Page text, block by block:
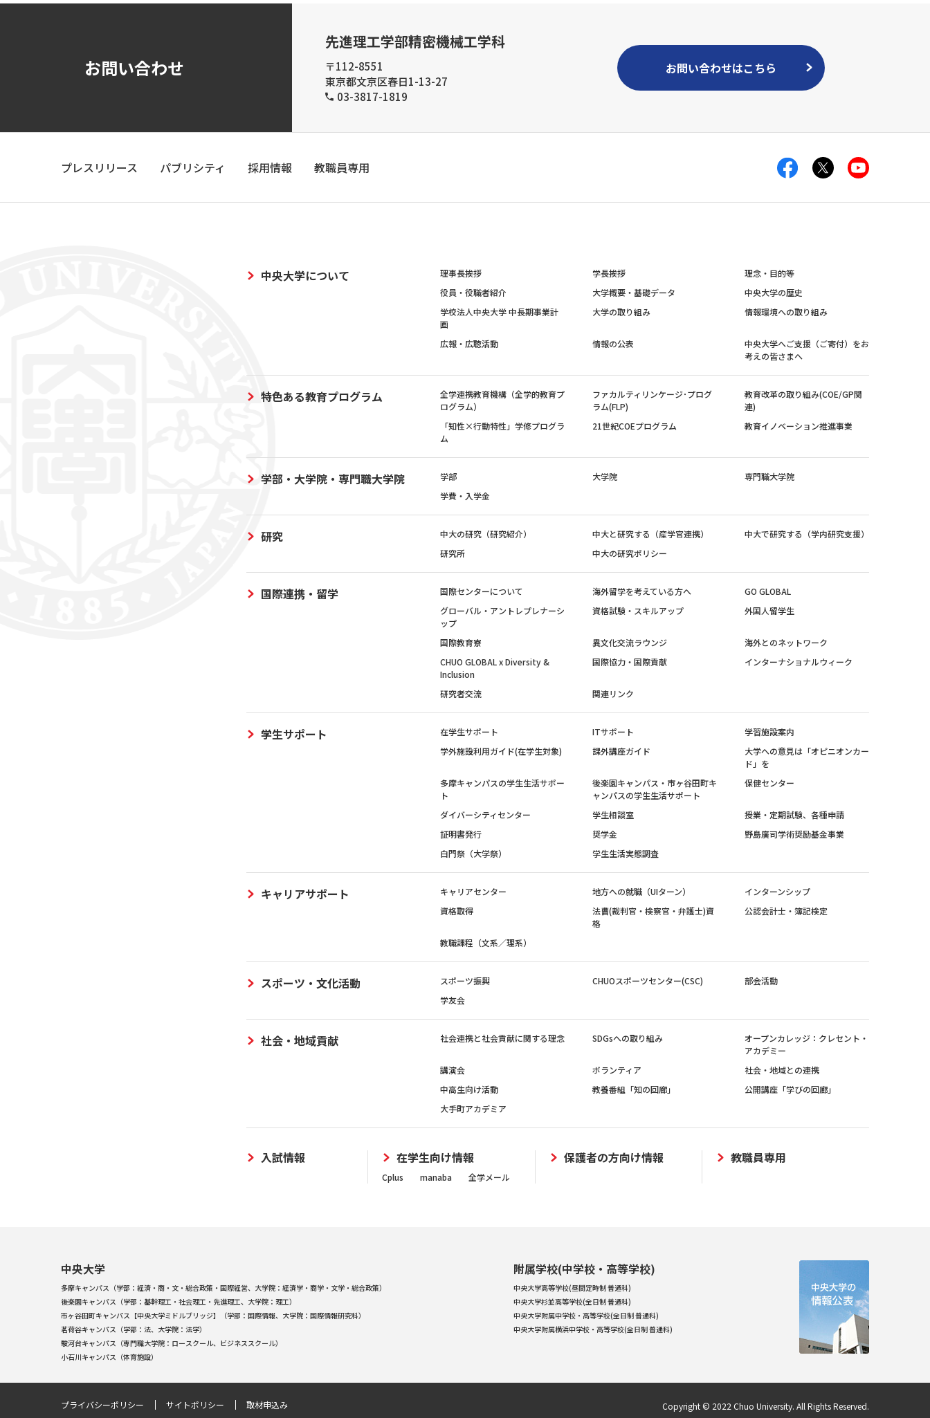
お問い合わせ
先進理工学部精密機械工学科
〒112-8551
東京都文京区春日1-13-27
03-3817-1819
お問い合わせはこちら
プレスリリース パブリシティ 採用情報 教職員専用
中央大学について 理事長挨拶 学長挨拶
理念・目的等
役員・役職者紹介
大学概要・基礎データ
中央大学の歴史
学校法人中央大学 中長期事業計
画
大学の取り組み 情報環境への取り組み
広報・広聴活動 情報の公表
中央大学へご支援（ご寄付）をお
考えの皆さまへ
特色ある教育プログラム
全学連携教育機構（全学的教育プ
ログラム）
ファカルティリンケージ･プログ
ラム(FLP)
教育改革の取り組み(COE/GP関
連)
「知性×行動特性」学修プログラ
ム
21世紀COEプログラム 教育イノベーション推進事業
学部・大学院・専門職大学院 学部 大学院
専門職大学院
学費・入学金
研究 中大の研究（研究紹介） 中大と研究する（産学官連携）
中大で研究する（学内研究支援）
研究所
中大の研究ポリシー
国際連携・留学 国際センターについて 海外留学を考えている方へ
GO GLOBAL
グローバル・アントレプレナーシ
ップ
資格試験・スキルアップ 外国人留学生
国際教育寮 異文化交流ラウンジ
海外とのネットワーク
CHUO GLOBAL x Diversity &
Inclusion
国際協力・国際貢献 インターナショナルウィーク
研究者交流 関連リンク
学生サポート 在学生サポート ITサポート
学習施設案内
学外施設利用ガイド(在学生対象)
課外講座ガイド
大学への意見は「オピニオンカー
ド」を
多摩キャンパスの学生生活サポー
ト
後楽園キャンパス・市ヶ谷田町キ
ャンパスの学生生活サポート
保健センター
ダイバーシティセンター 学生相談室
授業・定期試験、各種申請
証明書発行
奨学金
野島廣司学術奨励基金事業
白門祭（大学祭）
学生生活実態調査
キャリアサポート キャリアセンター 地方への就職（UIターン）
インターンシップ
資格取得
法曹(裁判官・検察官・弁護士)資
格
公認会計士・簿記検定
教職課程（文系／理系）
スポーツ・文化活動 スポーツ振興 CHUOスポーツセンター(CSC)
部会活動
学友会
社会・地域貢献 社会連携と社会貢献に関する理念 SDGsへの取り組み
オープンカレッジ：クレセント・
アカデミー
講演会
ボランティア
社会・地域との連携
中高生向け活動
教養番組「知の回廊」
公開講座「学びの回廊」
大手町アカデミア
入試情報 在学生向け情報
Cplus manaba 全学メール
保護者の方向け情報 教職員専用
中央大学
多摩キャンパス（学部：経済・商・文・総合政策・国際経営、大学院：経済学・商学・文学・総合政策）
後楽園キャンパス（学部：基幹理工・社会理工・先進理工、大学院：理工）
市ヶ谷田町キャンパス【中央大学ミドルブリッジ】（学部：国際情報、大学院：国際情報研究科）
茗荷谷キャンパス（学部：法、大学院：法学）
駿河台キャンパス（専門職大学院：ロースクール、ビジネススクール）
小石川キャンパス（体育施設）
附属学校(中学校・高等学校)
中央大学高等学校(昼間定時制 普通科)
中央大学杉並高等学校(全日制 普通科)
中央大学附属中学校・高等学校(全日制 普通科)
中央大学附属横浜中学校・高等学校(全日制 普通科)
プライバシーポリシー サイトポリシー 取材申込み Copyright © 2022 Chuo University. All Rights Reserved.